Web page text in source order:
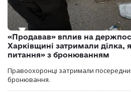
«Продавав» вплив на
Харківщині затримали ділка,
питання» з бронюванням
Правоохоронці затримали
бронювання.